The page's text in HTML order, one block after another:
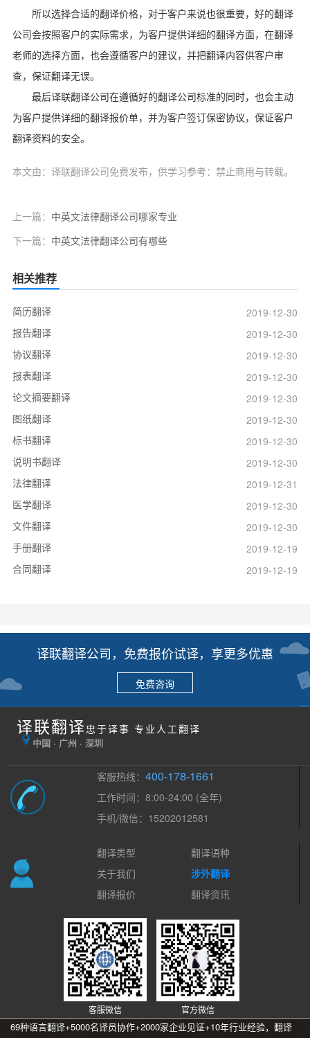
所以选择合适的翻译价格，对于客户来说也很重要，好的翻译
公司会按照客户的实际需求，为客户提供详细的翻译方面，在翻译
老师的选择方面，也会遵循客户的建议，并把翻译内容供客户审
查，保证翻译无误。
最后译联翻译公司在遵循好的翻译公司标准的同时，也会主动
为客户提供详细的翻译报价单，并为客户签订保密协议，保证客户
翻译资料的安全。
本文由：译联翻译公司免费发布，供学习参考：禁止商用与转载。
上一篇： 中英文法律翻译公司哪家专业
下一篇： 中英文法律翻译公司有哪些
相关推荐
简历翻译
2019-12-30
报告翻译
2019-12-30
协议翻译
2019-12-30
报表翻译
2019-12-30
论文摘要翻译
2019-12-30
图纸翻译
2019-12-30
标书翻译
2019-12-30
说明书翻译
2019-12-30
法律翻译
2019-12-31
医学翻译
2019-12-30
文件翻译
2019-12-30
手册翻译
2019-12-19
合同翻译
2019-12-19
译联翻译公司，免费报价试译，享更多优惠
免费咨询
译联翻译 忠于译事 专业人工翻译
中国 · 广州 · 深圳
客服热线：400-178-1661
工作时间：8:00-24:00 (全年)
手机/微信：15202012581
翻译类型
翻译语种
关于我们
涉外翻译
翻译报价
翻译资讯
客服微信 官方微信
69种语言翻译+5000名译员协作+2000家企业见证+10年行业经验，翻译